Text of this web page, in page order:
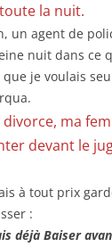
la nuit.
un agent de
nuit dans ce
je voulais
divorce, ma
devant le
à tout prix
:
déjà Baiser